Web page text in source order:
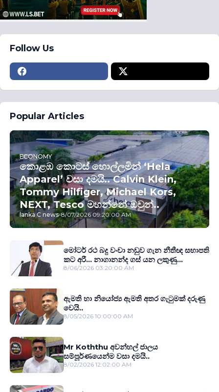
Follow Us
Popular Articles
ECONOMY
කොළඹ කොටස් හොල්ලමින් ‘Hela
Apparel’ වසා දමයි.. Calvin Klein,
Tommy Hilfiger, Michael Kors,
NEXT, Tesco මහන්නේ ඔවුන්..
lanka C news-8/07/2026 09:20:00 AM
මෝටර් රථ බදු වංචා නඩුව ගැන නීතීඥ සභාපති
කට අරී... නාගානන්ද ගස් යන ලකුණු...
8/06/2026 03:20:00 AM
ඇමති හා නියෝජ්‍ය ඇමති අතර ගැටුමක් දරුණු
වෙයි..
8/05/2026 10:00:00 AM
Mr Koththu අවන්හල් ජාලය
සම්පූර්ණයෙන්ම වසා දමයි..
8/02/2026 12:02:00 AM